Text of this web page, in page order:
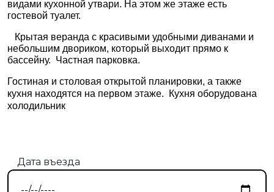
видами кухонной утвари. На этом же этаже есть
гостевой туалет.
Крытая веранда с красивыми удобными диванами и
небольшим двориком, который выходит прямо к
бассейну. Частная парковка.
Гостиная и столовая открытой планировки, а также
кухня находятся на первом этаже. Кухня оборудована
холодильник
Дата въезда